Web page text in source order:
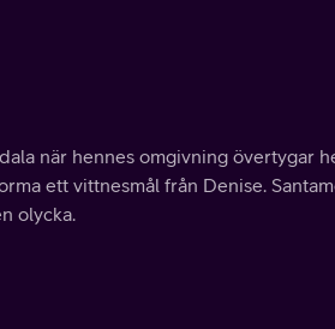
när hennes omgivning övertygar
ett vittnesmål från Denise.
olycka.